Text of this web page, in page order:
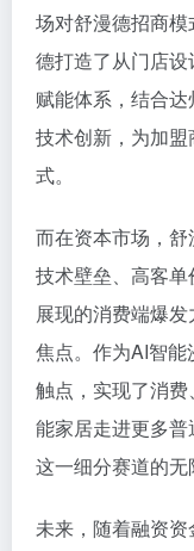
场对舒漫德招商
德打造了从门店
赋能体系，结合
技术创新，为加盟
式。
而在资本市场，
技术壁垒、高客
展现的消费端爆
焦点。作为AI智
触点，实现了消
能家居走进更多
这一细分赛道的无
未来，随着融资